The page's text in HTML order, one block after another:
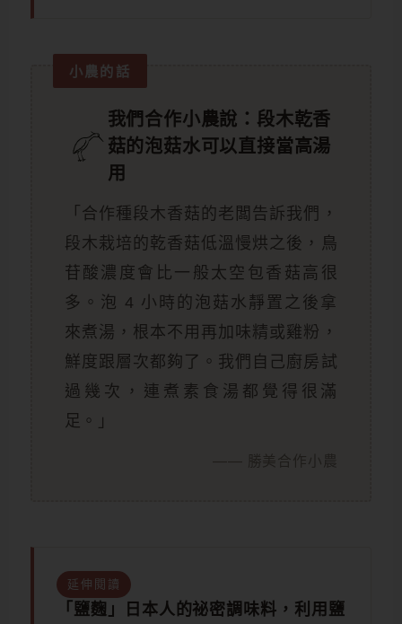
小農的話
我們合作小農說：段木乾香
菇的泡菇水可以直接當高湯
用
「合作種段木香菇的老闆告訴我們，
段木栽培的乾香菇低溫慢烘之後，鳥
苷酸濃度會比一般太空包香菇高很
多。泡 4 小時的泡菇水靜置之後拿
來煮湯，根本不用再加味精或雞粉，
鮮度跟層次都夠了。我們自己廚房試
過幾次，連煮素食湯都覺得很滿
足。」
—— 勝美合作小農
延伸閱讀
「鹽麴」日本人的祕密調味料，利用鹽